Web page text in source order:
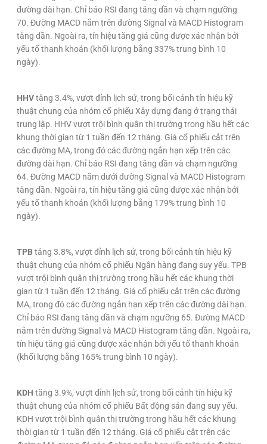
đường dài hạn. Chỉ báo RSI đang tăng dần và chạm ngưỡng
70. Đường MACD nằm trên đường Signal và MACD Histogram
tăng dần. Ngoài ra, tín hiệu tăng giá cũng được xác nhận bởi
yếu tố thanh khoản (khối lượng bằng 337% trung bình 10
ngày).
HHVtăng 3.4%, vượt đỉnh lịch sử, trong bối cảnh tín hiệu kỹ
thuật chung của nhóm cổ phiếu Xây dựng đang ở trạng thái
trung lập. HHV vượt trội bình quân thị trường trong hầu hết các
khung thời gian từ 1 tuần đến 12 tháng. Giá cổ phiếu cắt trên
các đường MA, trong đó các đường ngắn hạn xếp trên các
đường dài hạn. Chỉ báo RSI đang tăng dần và chạm ngưỡng
64. Đường MACD nằm dưới đường Signal và MACD Histogram
tăng dần. Ngoài ra, tín hiệu tăng giá cũng được xác nhận bởi
yếu tố thanh khoản (khối lượng bằng 179% trung bình 10
ngày).
TPBtăng 3.8%, vượt đỉnh lịch sử, trong bối cảnh tín hiệu kỹ
thuật chung của nhóm cổ phiếu Ngân hàng đang suy yếu. TPB
vượt trội bình quân thị trường trong hầu hết các khung thời
gian từ 1 tuần đến 12 tháng. Giá cổ phiếu cắt trên các đường
MA, trong đó các đường ngắn hạn xếp trên các đường dài hạn.
Chỉ báo RSI đang tăng dần và chạm ngưỡng 65. Đường MACD
nằm trên đường Signal và MACD Histogram tăng dần. Ngoài ra,
tín hiệu tăng giá cũng được xác nhận bởi yếu tố thanh khoản
(khối lượng bằng 165% trung bình 10 ngày).
KDH tăng 3.9%, vượt đỉnh lịch sử, trong bối cảnh tín hiệu kỹ
thuật chung của nhóm cổ phiếu Bất động sản đang suy yếu.
KDH vượt trội bình quân thị trường trong hầu hết các khung
thời gian từ 1 tuần đến 12 tháng. Giá cổ phiếu cắt trên các